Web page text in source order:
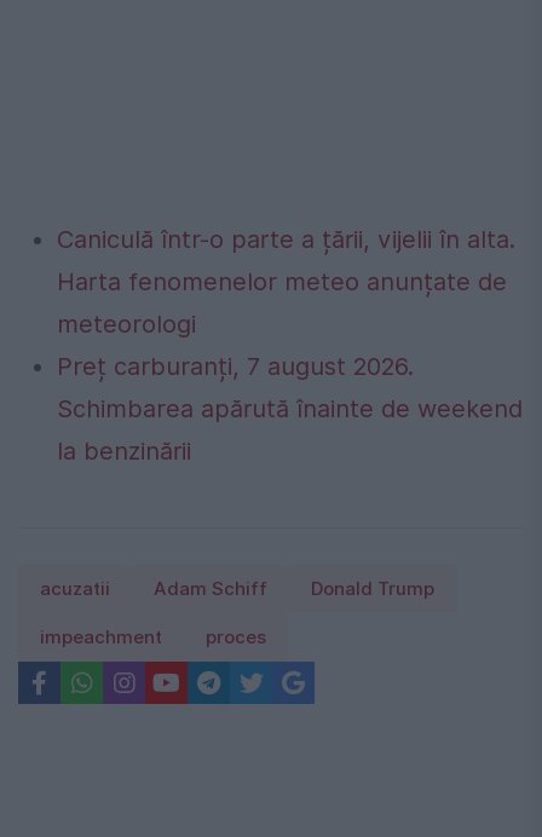
Caniculă într-o parte a țării, vijelii în alta.
Harta fenomenelor meteo anunțate de
meteorologi
Preț carburanți, 7 august 2026.
Schimbarea apărută înainte de weekend
la benzinării
acuzatii Adam Schiff Donald Trump
impeachment proces